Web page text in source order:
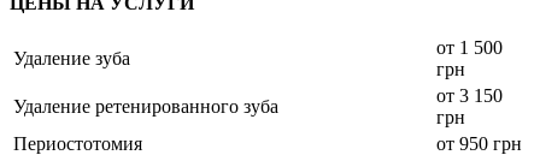
Удаление зуба
от 1 500
грн
Удаление ретенированного зуба
от 3 150
грн
Периостотомия
от 950 грн